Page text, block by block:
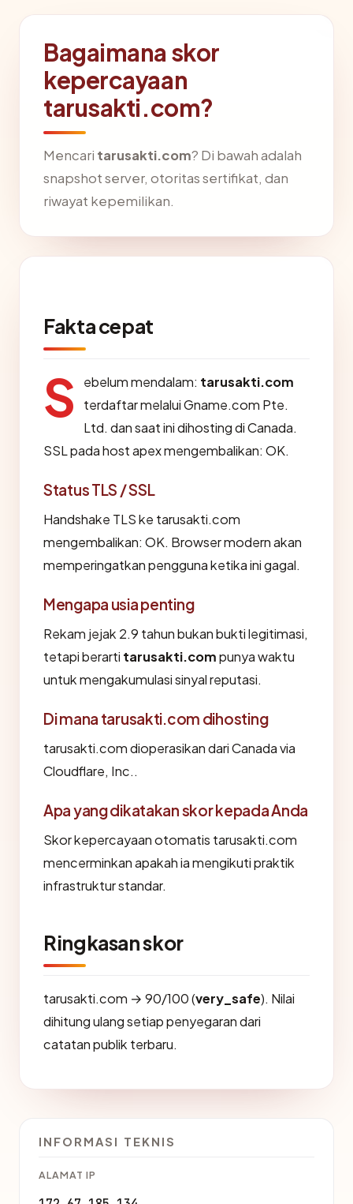
Bagaimana skor
kepercayaan
tarusakti.com?
Mencari tarusakti.com? Di bawah adalah
snapshot server, otoritas sertifikat, dan
riwayat kepemilikan.
Fakta cepat
S ebelum mendalam: tarusakti.com
terdaftar melalui Gname.com Pte.
Ltd. dan saat ini dihosting di Canada.
SSL pada host apex mengembalikan: OK.
Status TLS / SSL
Handshake TLS ke tarusakti.com
mengembalikan: OK. Browser modern akan
memperingatkan pengguna ketika ini gagal.
Mengapa usia penting
Rekam jejak 2.9 tahun bukan bukti legitimasi,
tetapi berarti tarusakti.compunya waktu
untuk mengakumulasi sinyal reputasi.
Di mana tarusakti.com dihosting
tarusakti.com dioperasikan dari Canada via
Cloudflare, Inc..
Apa yang dikatakan skor kepada Anda
Skor kepercayaan otomatis tarusakti.com
mencerminkan apakah ia mengikuti praktik
infrastruktur standar.
Ringkasan skor
tarusakti.com → 90/100 (very_safe). Nilai
dihitung ulang setiap penyegaran dari
catatan publik terbaru.
INFORMASI TEKNIS
ALAMAT IP